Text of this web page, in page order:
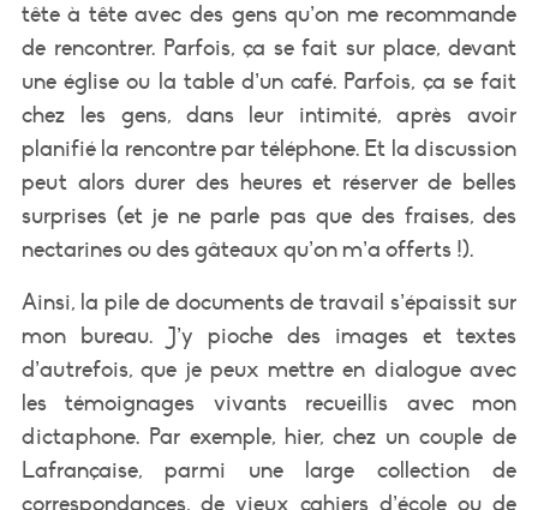
tête à tête avec des gens qu’on me recommande
de rencontrer. Parfois, ça se fait sur place, devant
une église ou la table d’un café. Parfois, ça se fait
chez les gens, dans leur intimité, après avoir
planifié la rencontre par téléphone. Et la discussion
peut alors durer des heures et réserver de belles
surprises (et je ne parle pas que des fraises, des
nectarines ou des gâteaux qu’on m’a offerts !).
Ainsi, la pile de documents de travail s’épaissit sur
mon bureau. J’y pioche des images et textes
d’autrefois, que je peux mettre en dialogue avec
les témoignages vivants recueillis avec mon
dictaphone. Par exemple, hier, chez un couple de
Lafrançaise, parmi une large collection de
correspondances, de vieux cahiers d’école ou de